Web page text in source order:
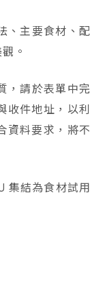
、主要食材、配
。
，請於表單中完
收件地址，以利
資料要求，將不
集結為食材試用